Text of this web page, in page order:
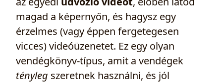
magad a képernyőn, és hagysz egy
érzelmes (vagy éppen fergetegesen
vicces) videóüzenetet. Ez egy olyan
vendégkönyv-típus, amit a vendégek
tényleg szeretnek használni, és jól